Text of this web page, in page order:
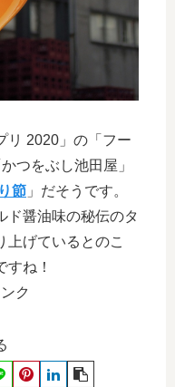
リ 2020」の「フー
つをぶし池田屋」
節 」だそうです。
ド醤油味の秘伝のタ
上げているとのこ
すね！
ク